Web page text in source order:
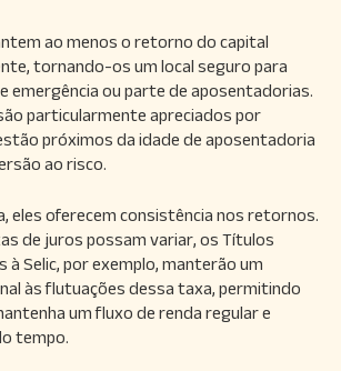
ao menos o retorno do capital
tornando-os um local seguro para
emergência ou parte de aposentadorias.
particularmente apreciados por
próximos da idade de aposentadoria
ao risco.
eles oferecem consistência nos retornos.
de juros possam variar, os Títulos
à Selic, por exemplo, manterão um
às flutuações dessa taxa, permitindo
um fluxo de renda regular e
tempo.